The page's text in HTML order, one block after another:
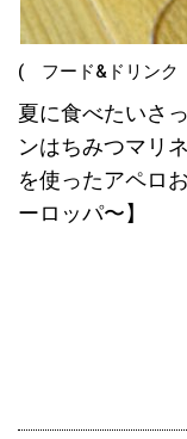
( フード&ドリン
夏に食べたいさ
ンはちみつマリ
を使ったアペロ
ーロッパ〜】